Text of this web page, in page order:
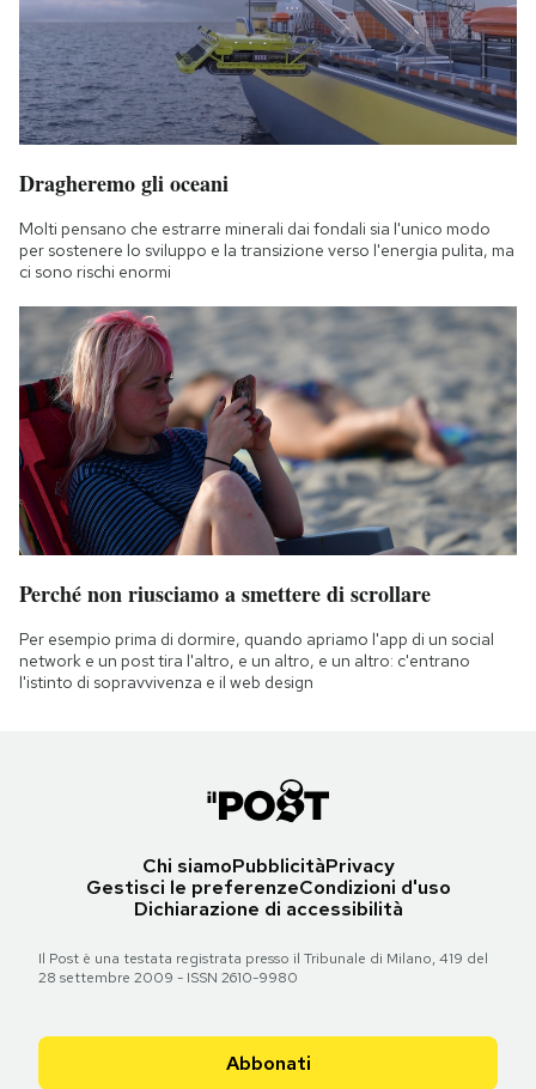
Dragheremo gli oceani
Molti pensano che estrarre minerali dai fondali sia l'unico modo
per sostenere lo sviluppo e la transizione verso l'energia pulita, ma
ci sono rischi enormi
Perché non riusciamo a smettere di scrollare
Per esempio prima di dormire, quando apriamo l'app di un social
network e un post tira l'altro, e un altro, e un altro: c'entrano
l'istinto di sopravvivenza e il web design
Chi siamoPubblicitàPrivacy
Gestisci le preferenzeCondizioni d'uso
Dichiarazione di accessibilità
Il Post è una testata registrata presso il Tribunale di Milano, 419 del
28 settembre 2009 - ISSN 2610-9980
Abbonati